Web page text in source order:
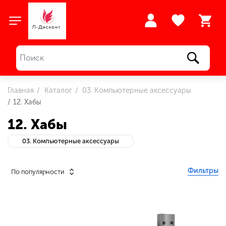
Главная Каталог
03. Компьютерные аксессуары
12. Хабы
12. Хабы
03. Компьютерные аксессуары
По популярности Фильтры